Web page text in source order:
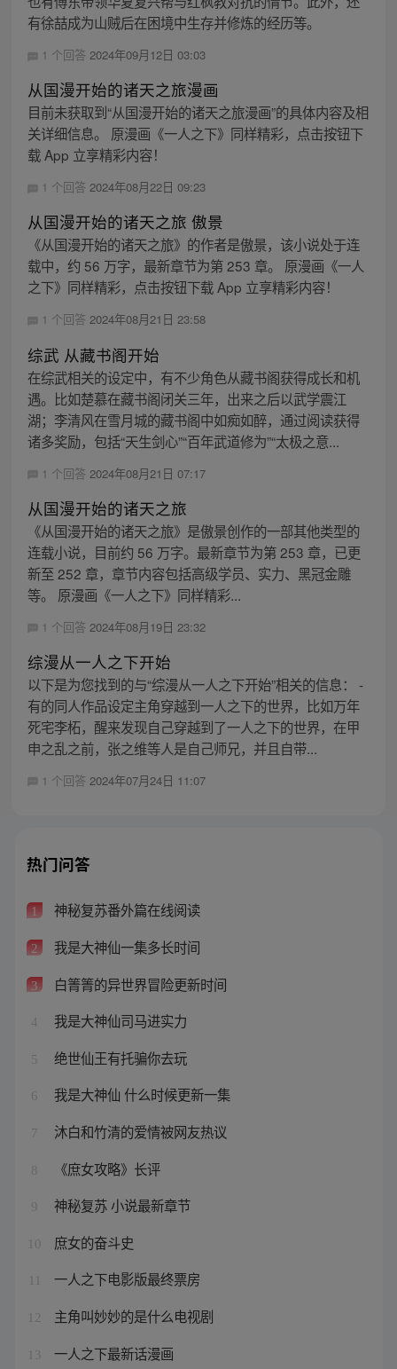
有徐喆成为山贼后在困境中生存并修炼的经历等。
1 个回答 2024年09月12日 03:03
从国漫开始的诸天之旅漫画
目前未获取到“从国漫开始的诸天之旅漫画”的具体内容及相
关详细信息。 原漫画《一人之下》同样精彩，点击按钮下
载 App 立享精彩内容！
1 个回答 2024年08月22日 09:23
从国漫开始的诸天之旅 傲景
《从国漫开始的诸天之旅》的作者是傲景，该小说处于连
载中，约 56 万字，最新章节为第 253 章。 原漫画《一人
之下》同样精彩，点击按钮下载 App 立享精彩内容！
1 个回答 2024年08月21日 23:58
综武 从藏书阁开始
在综武相关的设定中，有不少角色从藏书阁获得成长和机
遇。比如楚慕在藏书阁闭关三年，出来之后以武学震江
湖；李清风在雪月城的藏书阁中如痴如醉，通过阅读获得
诸多奖励，包括“天生剑心”“百年武道修为”“太极之意...
1 个回答 2024年08月21日 07:17
从国漫开始的诸天之旅
《从国漫开始的诸天之旅》是傲景创作的一部其他类型的
连载小说，目前约 56 万字。最新章节为第 253 章，已更
新至 252 章，章节内容包括高级学员、实力、黑冠金雕
等。 原漫画《一人之下》同样精彩...
1 个回答 2024年08月19日 23:32
综漫从一人之下开始
以下是为您找到的与“综漫从一人之下开始”相关的信息： -
有的同人作品设定主角穿越到一人之下的世界，比如万年
死宅李柘，醒来发现自己穿越到了一人之下的世界，在甲
申之乱之前，张之维等人是自己师兄，并且自带...
1 个回答 2024年07月24日 11:07
热门问答
1 神秘复苏番外篇在线阅读
2 我是大神仙一集多长时间
3 白箐箐的异世界冒险更新时间
4 我是大神仙司马进实力
5 绝世仙王有托骗你去玩
6 我是大神仙 什么时候更新一集
7 沐白和竹清的爱情被网友热议
8 《庶女攻略》长评
9 神秘复苏 小说最新章节
10 庶女的奋斗史
一人之下电影版最终票房
12 主角叫妙妙的是什么电视剧
13 一人之下最新话漫画